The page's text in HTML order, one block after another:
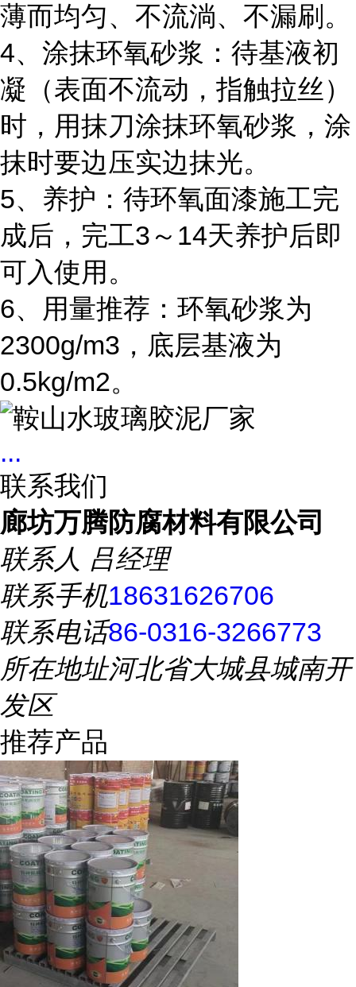
薄而均匀、不流淌、不漏刷。
4、涂抹环氧砂浆：待基液初
凝（表面不流动，指触拉丝）
时，用抹刀涂抹环氧砂浆，涂
抹时要边压实边抹光。
5、养护：待环氧面漆施工完
成后，完工3～14天养护后即
可入使用。
6、用量推荐：环氧砂浆为
2300g/m3，底层基液为
0.5kg/m2。
...
联系我们
廊坊万腾防腐材料有限公司
联系人 吕经理
联系手机18631626706
联系电话86-0316-3266773
所在地址河北省大城县城南开
发区
推荐产品